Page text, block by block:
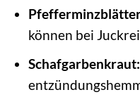
können bei
Schafgarbenkraut: